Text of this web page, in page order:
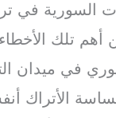
السورية في
أهم تلك
في ميدان
الأتراك